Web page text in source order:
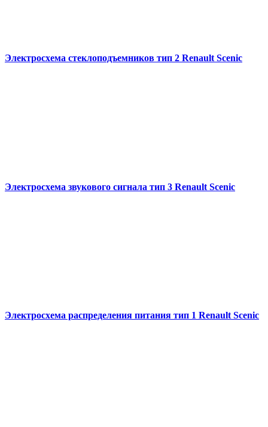
Электросхема стеклоподъемников тип 2 Renault Scenic
Электросхема звукового сигнала тип 3 Renault Scenic
Электросхема распределения питания тип 1 Renault Scenic